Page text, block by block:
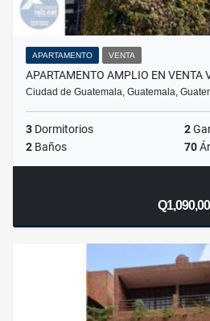
APARTAMENTO VENTA
APARTAMENTO AMPLIO EN VENTA
Ciudad de Guatemala, Guatemala,
3 Dormitorios 2
2 Baños 70